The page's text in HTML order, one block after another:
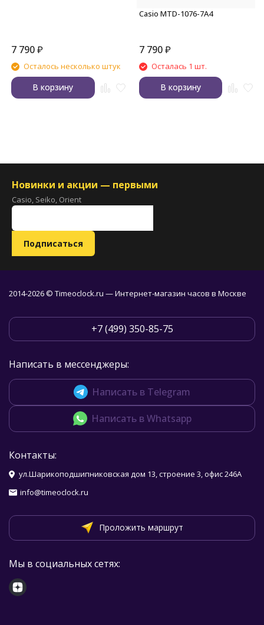
7 790₽
Осталось несколько штук
В корзину
Casio MTD-1076-7A4
7 790 ₽
Осталась 1 шт.
В корзину
Новинки и акции — первыми
Casio, Seiko, Orient
2014-2026 © Timeoclock.ru — Интернет-магазин часов в Москве
+7 (499) 350-85-75
Написать в мессенджеры:
Написать в Telegram
Написать в Whatsapp
Контакты:
ул.Шарикоподшипниковская дом 13, строение 3, офис 246А
info@timeoclock.ru
Проложить маршрут
Мы в социальных сетях: